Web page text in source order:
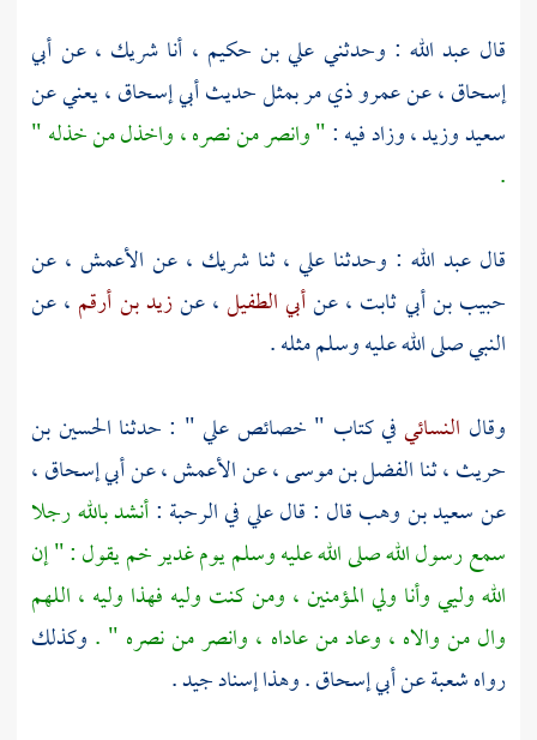
قال عبد الله : وحدثني علي بن حكيم ، أنا شريك ، عن أبي
إسحاق، عنعمرو ذي مربمثل حديثأبي إسحاق، يعني عن
سعيدوزيد، وزاد فيه :" وانصر من نصره ، واخذل من خذله "
.
قالعبد الله : وحدثنا علي ، ثناشريك ، عن الأعمش ، عن
حبيب بن أبي ثابت ، عنأبي الطفيل، عنزيد بن أرقم ، عن
النبي صلى الله عليه وسلم مثله .
وقال النسائيفي كتاب " خصائصعلي" : حدثنا الحسين بن
حريث، ثناالفضل بن موسى، عنالأعمش، عنأبي إسحاق،
عنسعيد بن وهبقال : قالعليفي الرحبة :أنشد بالله رجلا
سمع رسول الله صلى الله عليه وسلم يومغدير خميقول : " إن
الله وليي وأنا ولي المؤمنين ، ومن كنت وليه فهذا وليه ، اللهم
وال من والاه ، وعاد من عاداه ، وانصر من نصره " . وكذلك
رواهشعبةعنأبي إسحاق. وهذا إسناد جيد .